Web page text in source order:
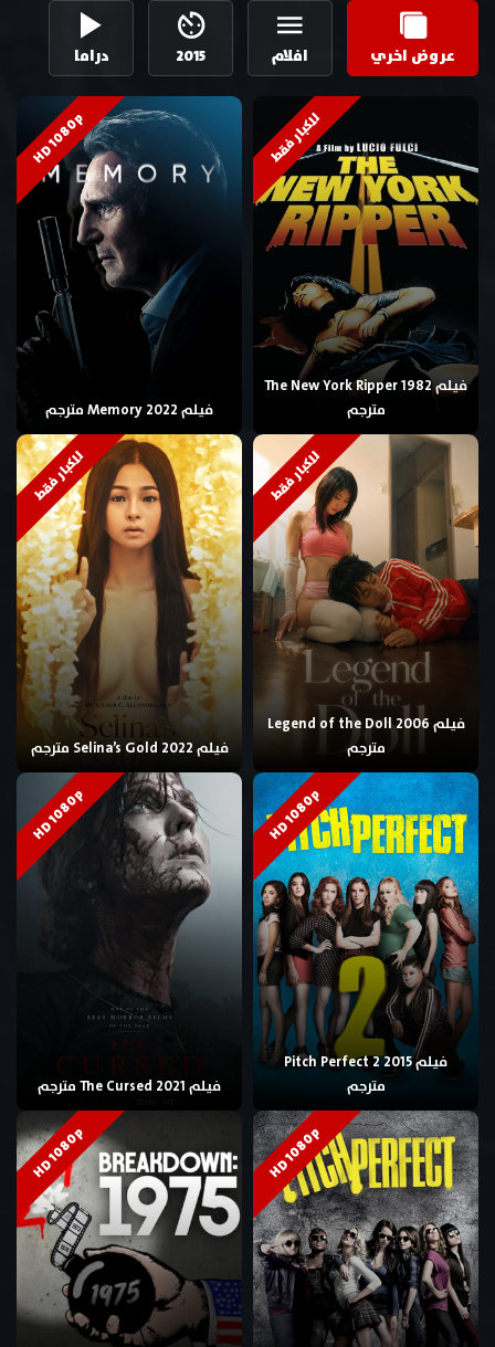
عروض اخري افلام 2015 دراما
للكبار فقط
فيلم The New York Ripper 1982
مترجم
HD 1080p
فيلم Memory 2022 مترجم
للكبار فقط
فيلم Legend of the Doll 2006
مترجم
للكبار فقط
فيلم Selina’s Gold 2022 مترجم
HD 1080p
فيلم Pitch Perfect 2 2015
مترجم
HD 1080p
فيلم The Cursed 2021 مترجم
HD 1080p
HD 1080p